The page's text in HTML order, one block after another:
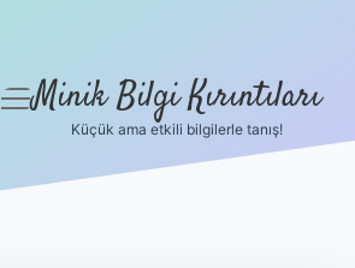
menüyü
Minik Bilgi Kırıntıları
Küçük ama etkili bilgilerle tanış!